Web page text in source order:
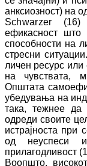
анксиозност) на
Schwarzer (16)
ефикасност што
способности на
стресни
личен ресурс
на чувствата,
Општата
убе­ду­вања на
така, тежнее
одреди своите
ис­трај­носта при
од неуспеси
прилагодливост
Воопшто,